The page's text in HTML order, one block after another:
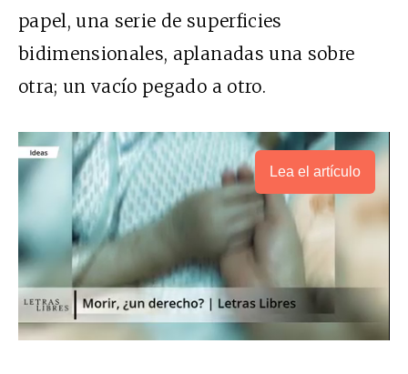
papel, una serie de superficies
bidimensionales, aplanadas una sobre
otra; un vacío pegado a otro.
Lea el artículo